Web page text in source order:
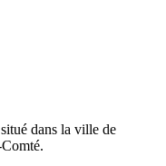
dans la ville de